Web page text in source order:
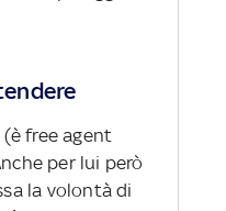
(è free agent
per lui però
la volontà di